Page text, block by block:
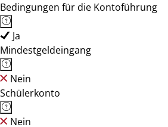
Bedingungen für die Kontoführung
Ja
Mindestgeldeingang
Nein
Schülerkonto
Nein